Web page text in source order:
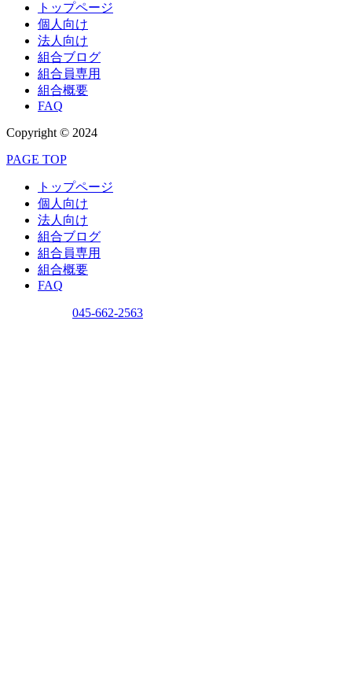
トップページ
個人向け
法人向け
組合ブログ
組合員専用
組合概要
FAQ
Copyright © 2024
PAGE TOP
トップページ
個人向け
法人向け
組合ブログ
組合員専用
組合概要
FAQ
045-662-2563